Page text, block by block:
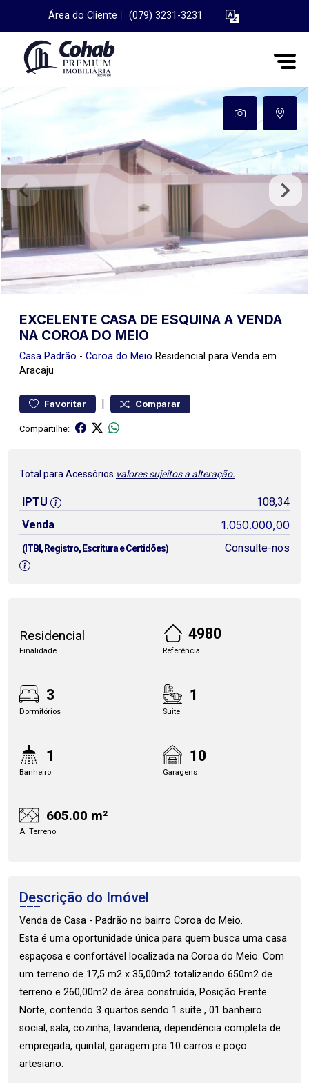
Área do Cliente (079) 3231-3231
EXCELENTE CASA DE ESQUINA A VENDA
NA COROA DO MEIO
Casa Padrão - Coroa do Meio Residencial para Venda em
Aracaju
Favoritar | Comparar
Compartilhe:
Total para Acessórios valores sujeitos a alteração.
IPTU
108,34
Venda
1.050.000,00
(ITBI, Registro, Escritura e Certidões) Consulte-nos
Residencial
Finalidade
4980
Referência
3
Dormitórios
1
Suite
1
Banheiro
10
Garagens
605.00 m²
A. Terreno
Descrição do Imóvel
Venda de Casa - Padrão no bairro Coroa do Meio.
Esta é uma oportunidade única para quem busca uma casa
espaçosa e confortável localizada na Coroa do Meio. Com
um terreno de 17,5 m2 x 35,00m2 totalizando 650m2 de
terreno e 260,00m2 de área construída, Posição Frente
Norte, contendo 3 quartos sendo 1 suíte , 01 banheiro
social, sala, cozinha, lavanderia, dependência completa de
empregada, quintal, garagem pra 10 carros e poço
artesiano.